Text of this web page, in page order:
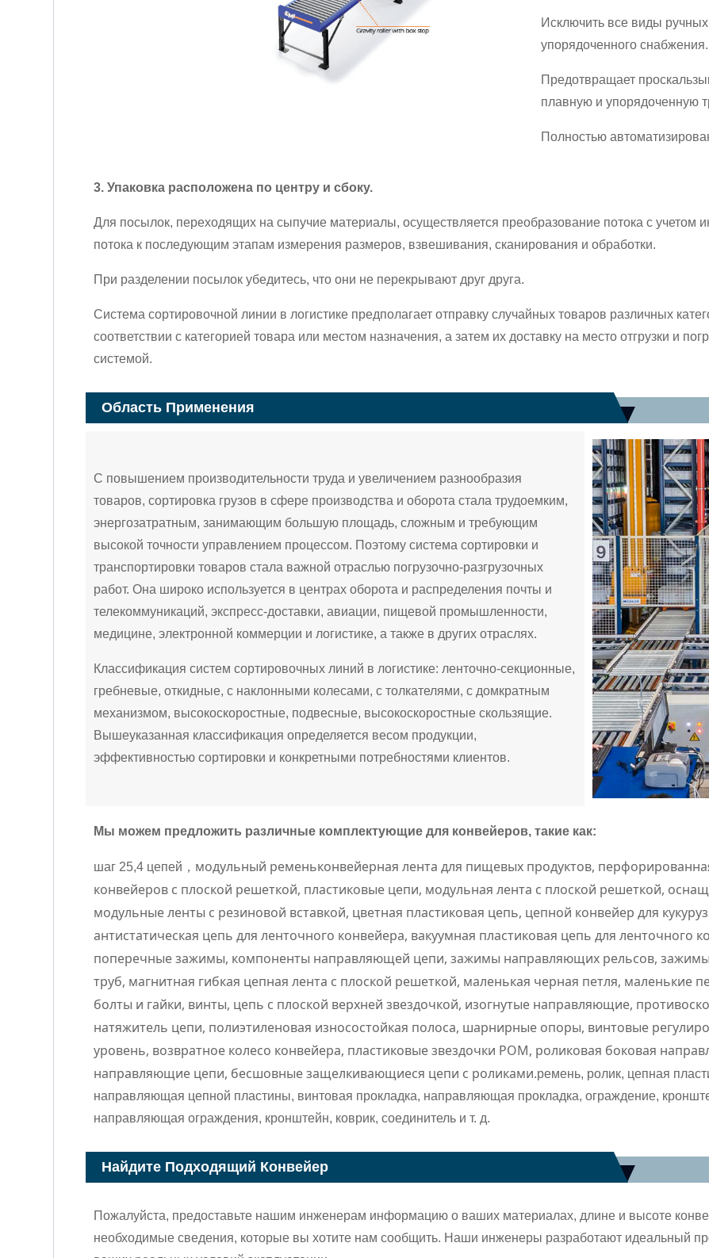
Исключить все виды
упорядоченного снабжения.
Предотвращает
плавную и упорядоченную
Полностью
3. Упаковка расположена по центру и сбоку.
Для посылок, переходящих на сыпучие материалы, осуществляется преобразование потока с учетом
потока к последующим этапам измерения размеров, взвешивания, сканирования и обработки.
При разделении посылок убедитесь, что они не перекрывают друг друга.
Система сортировочной линии в логистике предполагает отправку случайных товаров различных
соответствии с категорией товара или местом назначения, а затем их доставку на место отгрузки и
системой.
Область Применения
С повышением производительности труда и увеличением разнообразия
товаров, сортировка грузов в сфере производства и оборота стала трудоемким,
энергозатратным, занимающим большую площадь, сложным и требующим
высокой точности управлением процессом. Поэтому система сортировки и
транспортировки товаров стала важной отраслью погрузочно-разгрузочных
работ. Она широко используется в центрах оборота и распределения почты и
телекоммуникаций, экспресс-доставки, авиации, пищевой промышленности,
медицине, электронной коммерции и логистике, а также в других отраслях.
Классификация систем сортировочных линий в логистике: ленточно-секционные,
гребневые, откидные, с наклонными колесами, с толкателями, с домкратным
механизмом, высокоскоростные, подвесные, высокоскоростные скользящие.
Вышеуказанная классификация определяется весом продукции,
эффективностью сортировки и конкретными потребностями клиентов.
Мы можем предложить различные комплектующие для конвейеров, такие как:
шаг 25,4 цепей ， модульный ременьконвейерная лента для пищевых продуктов,
конвейеров с плоской решеткой, пластиковые цепи, модульная лента с плоской решеткой,
модульные ленты с резиновой вставкой, цветная пластиковая цепь, цепной конвейер для
антистатическая цепь для ленточного конвейера, вакуумная пластиковая цепь для
поперечные зажимы, компоненты направляющей цепи, зажимы направляющих рельсов,
труб, магнитная гибкая цепная лента с плоской решеткой, маленькая черная петля, маленькие
болты и гайки, винты, цепь с плоской верхней звездочкой, изогнутые направляющие,
натяжитель цепи, полиэтиленовая износостойкая полоса, шарнирные опоры, винтовые
уровень, возвратное колесо конвейера, пластиковые звездочки POM, роликовая боковая
направляющие цепи, бесшовные защелкивающиеся цепи с роликами.ремень, ролик, цепная
направляющая цепной пластины, винтовая прокладка, направляющая прокладка, ограждение,
направляющая ограждения, кронштейн, коврик, соединитель и т. д.
Найдите Подходящий Конвейер
Пожалуйста, предоставьте нашим инженерам информацию о ваших материалах, длине и высоте
необходимые сведения, которые вы хотите нам сообщить. Наши инженеры разработают идеальный